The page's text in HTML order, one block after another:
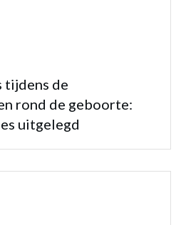
tijdens de
rond de geboorte:
uitgelegd